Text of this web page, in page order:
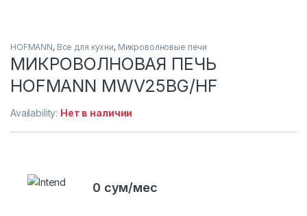
HOFMANN, Все для кухни, Микроволновые печи
МИКРОВОЛНОВАЯ ПЕЧЬ
HOFMANN MWV25BG/HF
Availability: Нет в наличии
0 сум/мес